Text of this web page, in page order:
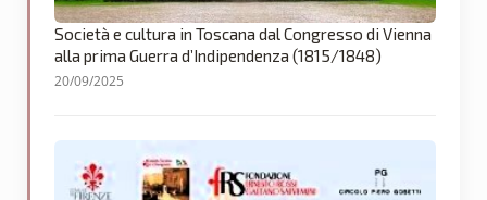
Società e cultura in Toscana dal Congresso di Vienna
alla prima Guerra d’Indipendenza (1815/1848)
20/09/2025